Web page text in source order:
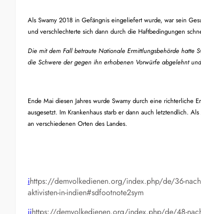
Als Swamy 2018 in Gefängnis eingeliefert wurde, war sein
und verschlechterte sich dann durch die Haftbedingungen
Die mit dem Fall betraute Nationale Ermittlungsbehörde hatte
die Schwere der gegen ihn erhobenen Vorwürfe abgelehnt
Ende Mai diesen Jahres wurde Swamy durch eine richterliche
ausgesetzt. Im Krankenhaus starb er dann auch letztendlich.
an verschiedenen Orten des Landes.
ihttps://demvolkedienen.org/index.php/de/36-
aktivisten-in-indien#sdfootnote2sym